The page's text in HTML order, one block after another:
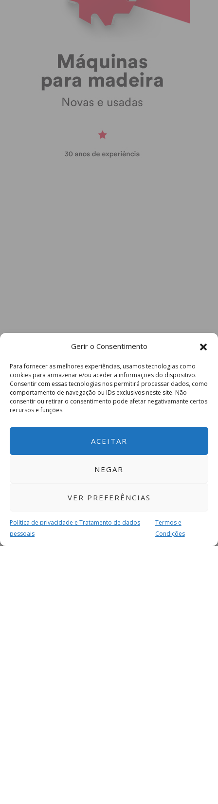
Gerir o Consentimento
Para fornecer as melhores experiências, usamos tecnologias como
cookies para armazenar e/ou aceder a informações do dispositivo.
Consentir com essas tecnologias nos permitirá processar dados, como
comportamento de navegação ou IDs exclusivos neste site. Não
consentir ou retirar o consentimento pode afetar negativamante certos
recursos e funções.
ACEITAR
NEGAR
VER PREFERÊNCIAS
Política de privacidade e Tratamento de dados
pessoais
Termos e
Condições